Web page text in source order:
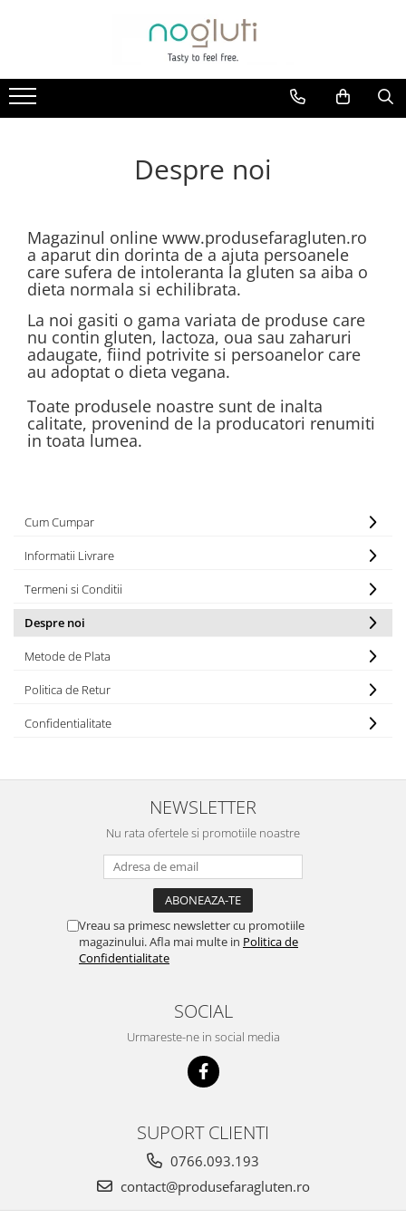
Biscuiti fara gluten
Despre noi
Magazinul online www.produsefaragluten.ro
a aparut din dorinta de a ajuta persoanele
care sufera de intoleranta la gluten sa aiba o
dieta normala si echilibrata.
La noi gasiti o gama variata de produse care
nu contin gluten, lactoza, oua sau zaharuri
adaugate, fiind potrivite si persoanelor care
au adoptat o dieta vegana.
Toate produsele noastre sunt de inalta
calitate, provenind de la producatori renumiti
in toata lumea.
Cum Cumpar
Informatii Livrare
Termeni si Conditii
Despre noi
Metode de Plata
Politica de Retur
Confidentialitate
NEWSLETTER
Nu rata ofertele si promotiile noastre
Vreau sa primesc newsletter cu promotiile
magazinului. Afla mai multe in Politica de
Confidentialitate
SOCIAL
Urmareste-ne in social media
SUPORT CLIENTI
0766.093.193
contact@produsefaragluten.ro